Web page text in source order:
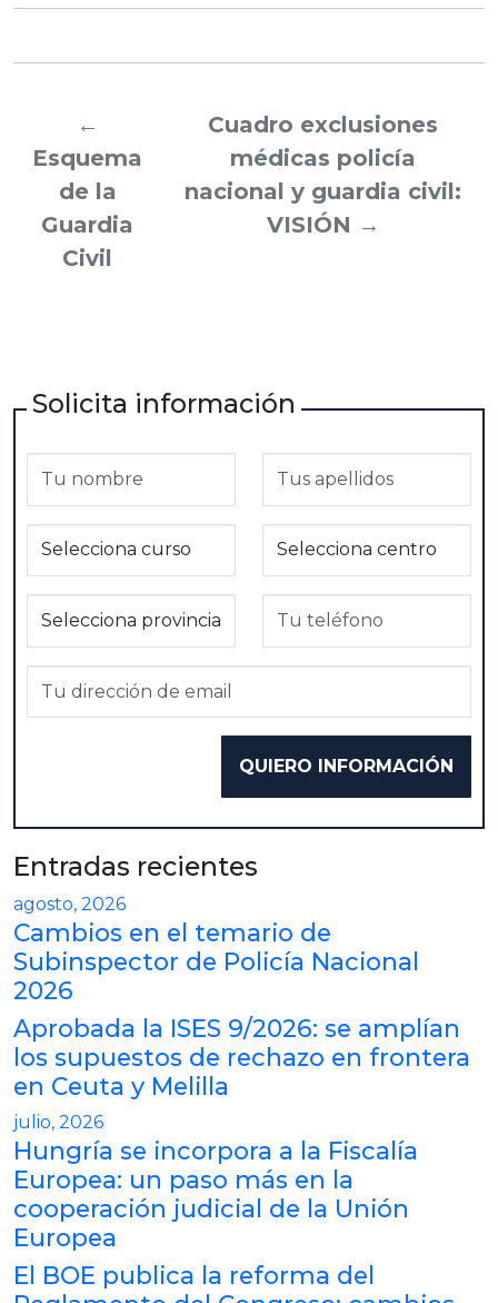
←
Esquema
de la
Guardia
Civil
Cuadro exclusiones
médicas policía
nacional y guardia civil:
VISIÓN →
Solicita información
Entradas recientes
agosto, 2026
Cambios en el temario de
Subinspector de Policía Nacional
2026
Aprobada la ISES 9/2026: se amplían
los supuestos de rechazo en frontera
en Ceuta y Melilla
julio, 2026
Hungría se incorpora a la Fiscalía
Europea: un paso más en la
cooperación judicial de la Unión
Europea
El BOE publica la reforma del